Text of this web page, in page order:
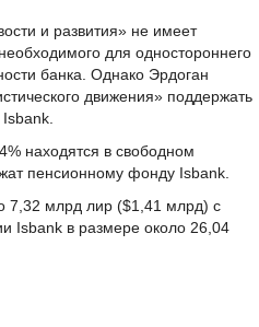
и развития» не имеет
для одностороннего
банка. Однако Эрдоган
движения» поддержать
находятся в свободном
пенсионному фонду Isbank.
7,32 млрд лир ($1,41 млрд) с
Isbank в размере около 26,04